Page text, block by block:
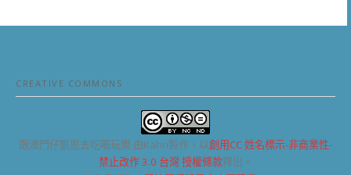
CREATIVE COMMONS
跟澳門仔凱恩去吃喝玩樂 由Kahn製作，以創用CC 姓名標示-非商業性-
禁止改作 3.0 台灣 授權條款釋出。